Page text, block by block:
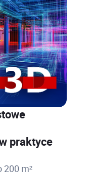
praktyce
200 m²